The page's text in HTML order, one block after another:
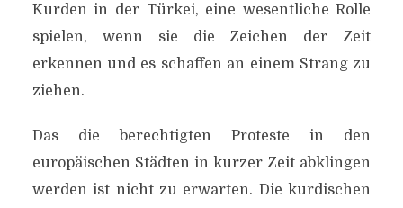
Kurden in der Türkei, eine wesentliche Rolle
spielen, wenn sie die Zeichen der Zeit
erkennen und es schaffen an einem Strang zu
ziehen.
Das die berechtigten Proteste in den
europäischen Städten in kurzer Zeit abklingen
werden ist nicht zu erwarten. Die kurdischen